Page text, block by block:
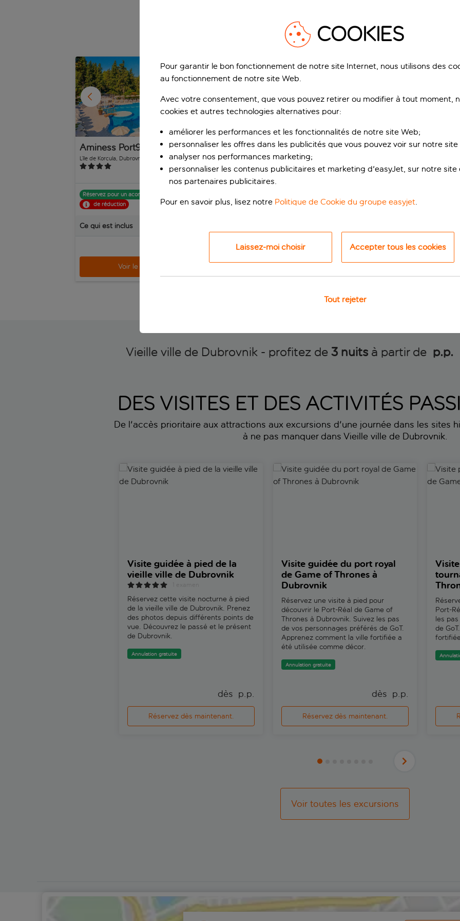
Des vacances qui pourraient
1 / 21
Aminess Port9 Residence
L’île de Korcula, Dubrovnik, Croatie
516 avis
Réservez pour un acompte de p.p.
de réduction
Ce qui est inclus
Voir le séjour
1 / 29
Sunny Dubrovnik By
Valamar
Babin Kuk, Dubrovnik, Croatie
1’558 avis
de réduction
1
Hilton Imperial
Vieille ville de Dubrovnik - profitez de 3 nuitsà partir de p.p.
DES VISITES ET DES ACTIVITÉS
De l'accès prioritaire aux attractions aux excursions d'une journée dans les sites
à ne pas manquer dans Vieille ville de Dubrovnik.
Visite guidée à pied de la vieille ville de Dubrovnik
Visite guidée à pied de la
vieille ville de Dubrovnik
Réservez cette visite nocturne à pied
de la vieille ville de Dubrovnik. Prenez
des photos depuis différents points de
vue. Découvrez le passé et le présent
de Dubrovnik.
Annulation gratuite
dès p.p.
Réservez dès maintenant.
Visite guidée du port royal de Game of Thrones à
Visite guidée du port royal
de Game of Thrones à
Dubrovnik
Réservez une visite à pied pour
découvrir le Port-Réal de Game of
Thrones à Dubrovnik. Suivez les pas
de vos personnages préférés de GoT.
Apprenez comment la ville fortifiée a
été utilisée comme décor.
Annulation gratuite
dès p.p.
Réservez dès maintenant.
Visite
Port-
les
de
Voir toutes les excursions
COOKIES
Pour garantir le bon fonctionnement de notre site Internet, nous utilisons des
au fonctionnement de notre site Web.
Avec votre consentement, que vous pouvez retirer ou modifier à tout moment,
cookies et autres technologies alternatives pour:
améliorer les performances et les fonctionnalités de notre site Web;
personnaliser les offres dans les publicités que vous pouvez voir sur notre site
analyser nos performances marketing;
personnaliser les contenus publicitaires et marketing d'easyJet, sur notre site
nos partenaires publicitaires.
Pour en savoir plus, lisez notre Politique de Cookie du groupe easyjet.
Laissez-moi choisir Accepter tous les cookies
Tout rejeter